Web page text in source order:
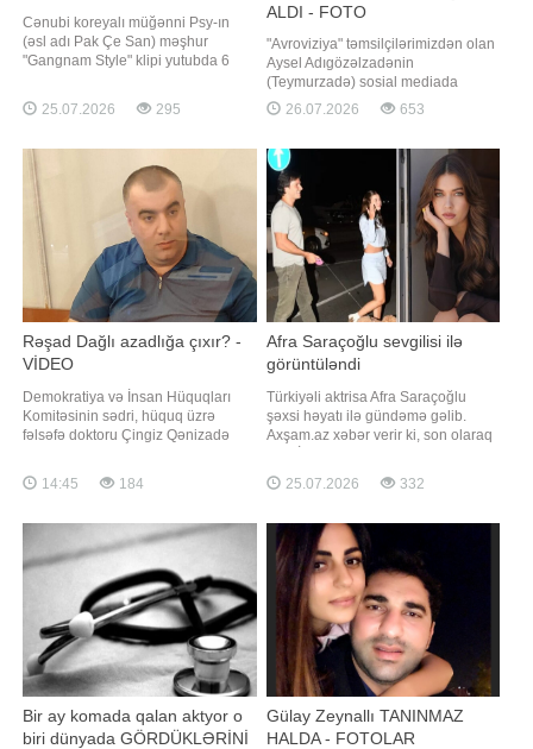
Cənubi koreyalı müğənni Psy-ın
(əsl adı Pak Çe San) məşhur
"Gangnam Style" klipi yutubda 6
Axşam.az xəbər verir ki, bu barədə
"Billboard" məlumat yayıb. 2012-ci
çatan ilk K-pop videosu olub.
Rejissoru Ço Su Hyon ola
25.07.2026 295
ALDI - FOTO
"Avroviziya" təmsilçilərimizdən olan
Aysel Adıgözəlzadənin
(Teymurzadə) sosial mediada
paylaşımı ilə maraq doğurub. xəbər
verir ki, ifaçı yeni görüntülərini
Aysel dərin yarıqlı ağ libasda göz
oxşayıb. Zərifliyi və gözəlliyi ilə
diqqət çəkən sənətçinin paylaşımın
26.07.2026 653
Rəşad Dağlı azadlığa çıxır? -
VİDEO
Demokratiya və İnsan Hüquqları
Komitəsinin sədri, hüquq üzrə
fəlsəfə doktoru Çingiz Qənizadə
olunması ilə bağlı səslənən fikirlərə
münasibət bildirib. xəbər verir ki, o,
Cəfəroğlunun açıqlamalarının tam
başa düşülmədiyini deyərək qeyd
edib ki, Əfv Məsələlər
14:45 184
Afra Saraçoğlu sevgilisi ilə
görüntüləndi
Türkiyəli aktrisa Afra Saraçoğlu
şəxsi həyatı ilə gündəmə gəlib.
Axşam.az xəbər verir ki, son olaraq
sevgilisi Poyraz Yosmaoğlu ilə
birlikdə kameralara tuş gəlib.
birlikdə keçirdikdən sonra geri
qayıdarkən görüntülənib. Poyra
25.07.2026 332
Bir ay komada qalan aktyor o
biri dünyada GÖRDÜKLƏRİNİ
Gülay Zeynallı TANINMAZ
HALDA - FOTOLAR